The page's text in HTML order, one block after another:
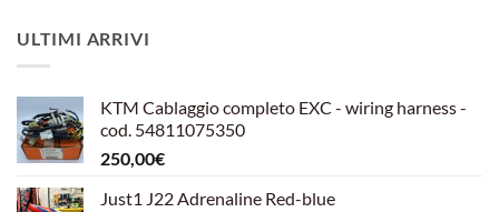
ULTIMI ARRIVI
KTM Cablaggio completo EXC - wiring harness -
cod. 54811075350
250,00€
Just1 J22 Adrenaline Red-blue